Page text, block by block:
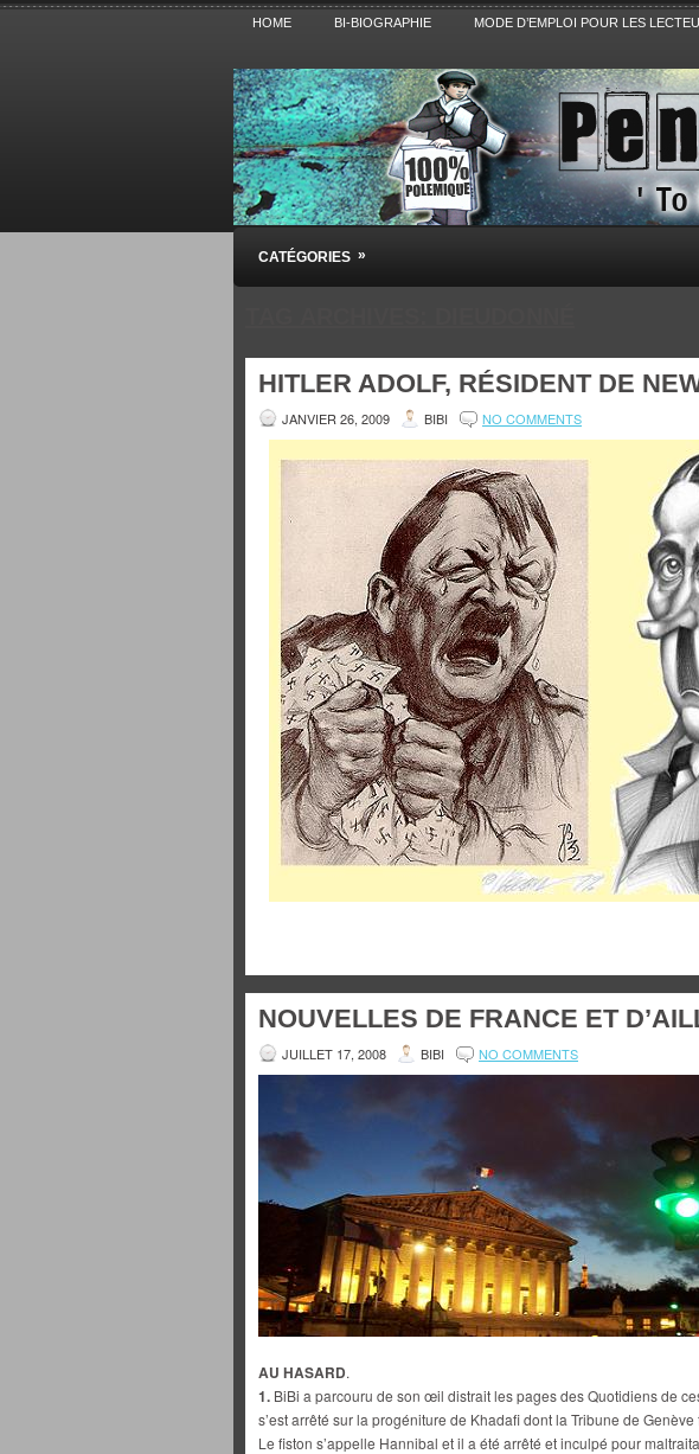
HOME BI-BIOGRAPHIE MODE D’EMPLOI POUR LES
Pensez BiBi
Blog polémique sur l'Actualité, la Culture, la Politique, le
CATÉGORIES »
HITLER ADOLF, RÉSIDENT DE
JANVIER 26, 2009 BIBI NO COMMENTS
NOUVELLES DE FRANCE ET
JUILLET 17, 2008 BIBI NO COMMENTS
AU HASARD.
1. BiBi a parcouru de son œil distrait les pages des Quotidiens de
s’est arrêté sur la progéniture de Khadafi dont la Tribune de
Le fiston s’appelle Hannibal et il a été arrêté et inculpé pour